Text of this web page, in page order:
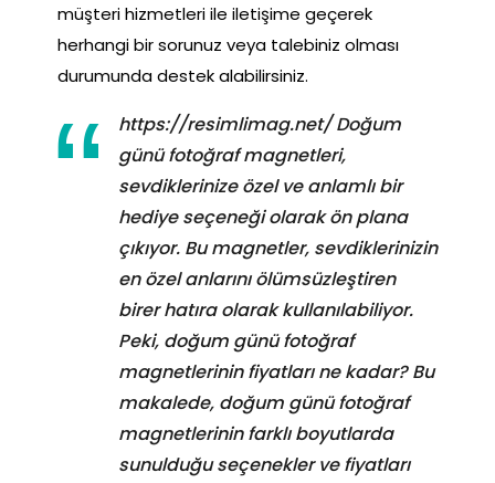
müşteri hizmetleri ile iletişime geçerek
herhangi bir sorunuz veya talebiniz olması
durumunda destek alabilirsiniz.
https://resimlimag.net/ Doğum
günü fotoğraf magnetleri,
sevdiklerinize özel ve anlamlı bir
hediye seçeneği olarak ön plana
çıkıyor. Bu magnetler, sevdiklerinizin
en özel anlarını ölümsüzleştiren
birer hatıra olarak kullanılabiliyor.
Peki, doğum günü fotoğraf
magnetlerinin fiyatları ne kadar? Bu
makalede, doğum günü fotoğraf
magnetlerinin farklı boyutlarda
sunulduğu seçenekler ve fiyatları